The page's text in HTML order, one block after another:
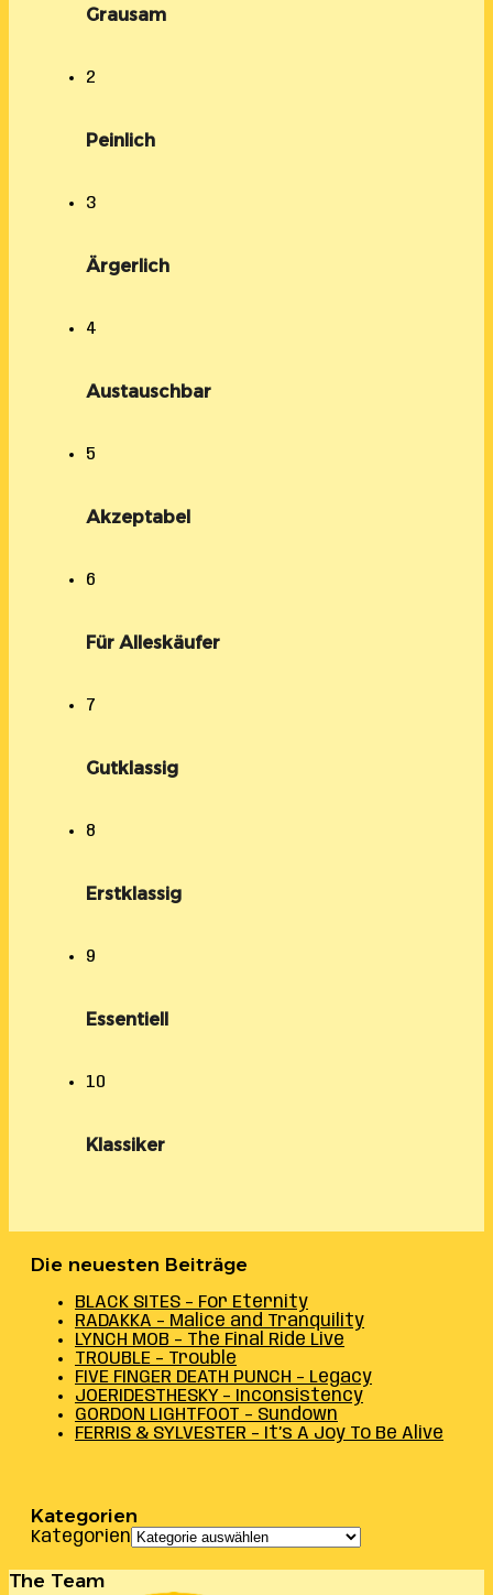
Grausam
2
Peinlich
3
Ärgerlich
4
Austauschbar
5
Akzeptabel
6
Für Alleskäufer
7
Gutklassig
8
Erstklassig
9
Essentiell
10
Klassiker
Die neuesten Beiträge
BLACK SITES – For Eternity
RADAKKA – Malice and Tranquility
LYNCH MOB – The Final Ride Live
TROUBLE – Trouble
FIVE FINGER DEATH PUNCH – Legacy
JOERIDESTHESKY – Inconsistency
GORDON LIGHTFOOT – Sundown
FERRIS & SYLVESTER – It’s A Joy To Be Alive
Kategorien
Kategorien
The Team